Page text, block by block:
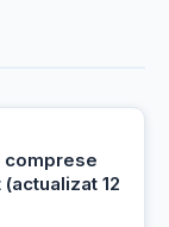
comprese
12